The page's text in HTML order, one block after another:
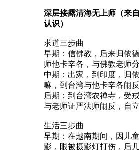
深层接露清海无上师（来
认识）
求道三步曲
早期：信佛教，后来归依
师他卡辛各，与佛教老师
中期：出家，到印度，归
嘛，到台湾与他卡辛各闹反
后期：到台湾农禅寺，受
与老师证严法师闹反，自
生活三步曲
早期：在越南期间，因儿
影，眼被摄影灯打伤，后